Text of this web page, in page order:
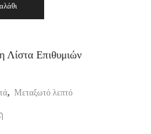
Λίστα Επιθυμιών
, Μεταξωτό λεπτό